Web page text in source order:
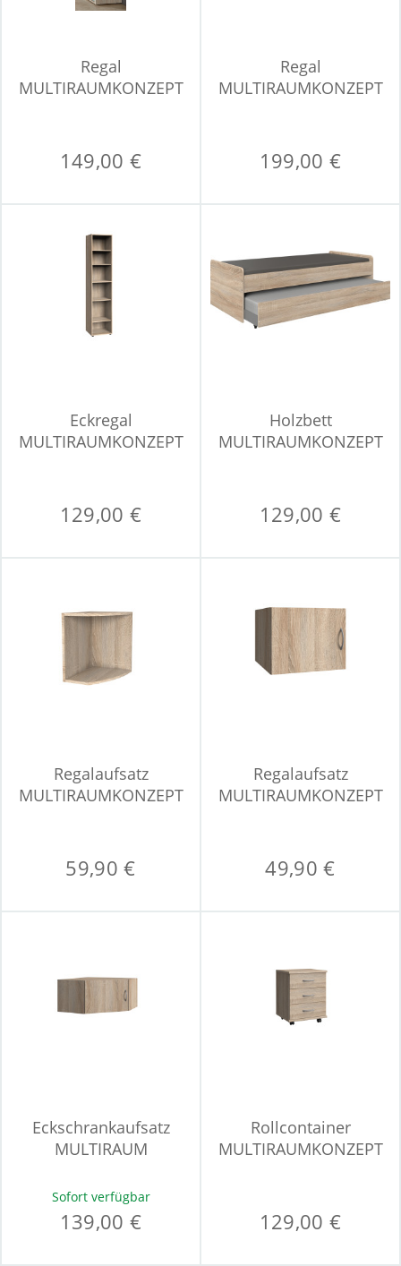
Regal
MULTIRAUMKONZEPT
149,00 €
Regal
MULTIRAUMKONZEPT
199,00 €
Eckregal
MULTIRAUMKONZEPT
129,00 €
Holzbett
MULTIRAUMKONZEPT
129,00 €
Regalaufsatz
MULTIRAUMKONZEPT
59,90 €
Regalaufsatz
MULTIRAUMKONZEPT
49,90 €
Eckschrankaufsatz
MULTIRAUM
Sofort verfügbar
139,00 €
Rollcontainer
MULTIRAUMKONZEPT
129,00 €